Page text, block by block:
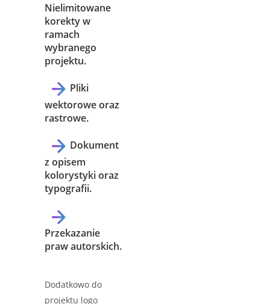
Nielimitowane
korekty w
ramach
wybranego
projektu.
Pliki
wektorowe oraz
rastrowe.
Dokument
z opisem
kolorystyki oraz
typografii.
Przekazanie
praw autorskich.
Dodatkowo do
projektu logo